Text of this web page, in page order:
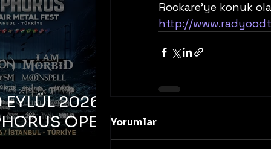
Rockare’ye konuk
http://
Yorumlar
2026 –
OPEN
FEST